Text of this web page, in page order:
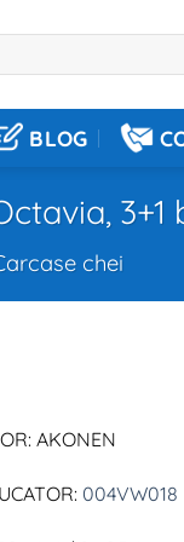
BLOG
3+1
chei
AKONEN
004VW018